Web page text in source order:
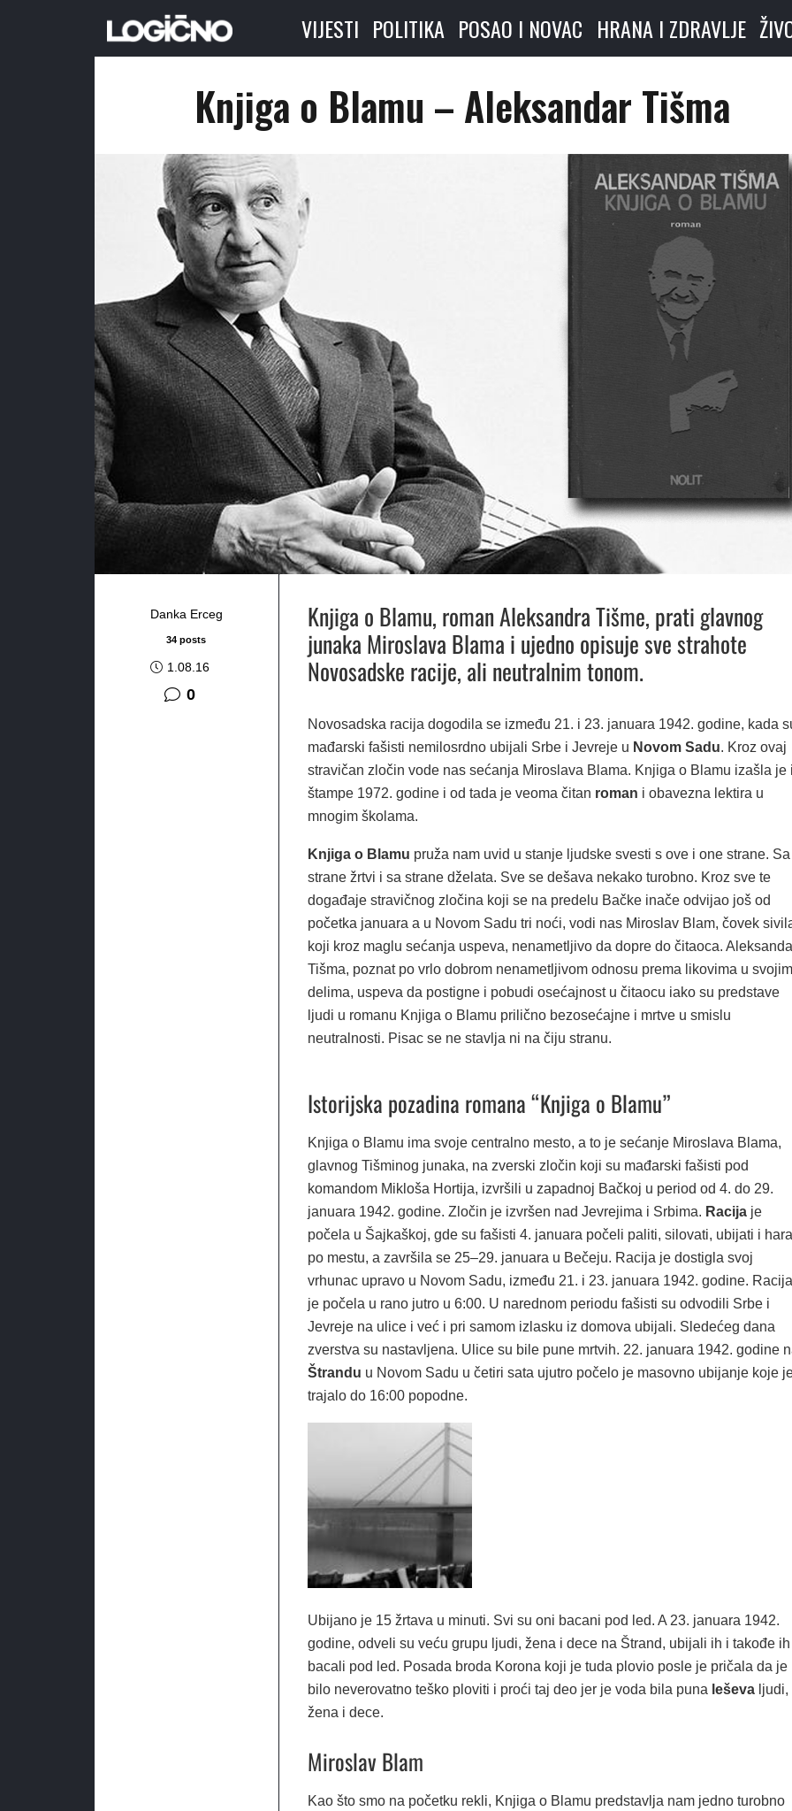
VIJESTI POLITIKA POSAO I NOVAC HRANA I ZDRAVLJE
Knjiga o Blamu – Aleksandar Tišma
Danka Erceg
34 posts
1.08.16
0
Knjiga o Blamu, roman Aleksandra Tišme, prati glavnog
junaka Miroslava Blama i ujedno opisuje sve strahote
Novosadske racije, ali neutralnim tonom.
Novosadska racija dogodila se između 21. i 23. januara 1942. godine, kada
mađarski fašisti nemilosrdno ubijali Srbe i Jevreje u Novom Sadu. Kroz ovaj
stravičan zločin vode nas sećanja Miroslava Blama. Knjiga o Blamu izašla je
štampe 1972. godine i od tada je veoma čitan roman i obavezna lektira u
mnogim školama.
Knjiga o Blamu pruža nam uvid u stanje ljudske svesti s ove i one strane. Sa
strane žrtvi i sa strane dželata. Sve se dešava nekako turobno. Kroz sve te
događaje stravičnog zločina koji se na predelu Bačke inače odvijao još od
početka januara a u Novom Sadu tri noći, vodi nas Miroslav Blam, čovek
koji kroz maglu sećanja uspeva, nenametljivo da dopre do čitaoca.
Tišma, poznat po vrlo dobrom nenametljivom odnosu prema likovima u svojim
delima, uspeva da postigne i pobudi osećajnost u čitaocu iako su predstave
ljudi u romanu Knjiga o Blamu prilično bezosećajne i mrtve u smislu
neutralnosti. Pisac se ne stavlja ni na čiju stranu.
Istorijska pozadina romana “Knjiga o Blamu”
Knjiga o Blamu ima svoje centralno mesto, a to je sećanje Miroslava Blama,
glavnog Tišminog junaka, na zverski zločin koji su mađarski fašisti pod
komandom Mikloša Hortija, izvršili u zapadnoj Bačkoj u period od 4. do 29.
januara 1942. godine. Zločin je izvršen nad Jevrejima i Srbima. Racijaje
počela u Šajkaškoj, gde su fašisti 4. januara počeli paliti, silovati, ubijati i
po mestu, a završila se 25–29. januara u Bečeju. Racija je dostigla svoj
vrhunac upravo u Novom Sadu, između 21. i 23. januara 1942. godine. Racija
je počela u rano jutro u 6:00. U narednom periodu fašisti su odvodili Srbe i
Jevreje na ulice i već i pri samom izlasku iz domova ubijali. Sledećeg dana
zverstva su nastavljena. Ulice su bile pune mrtvih. 22. januara 1942. godine
Štrandu u Novom Sadu u četiri sata ujutro počelo je masovno ubijanje koje
trajalo do 16:00 popodne.
Ubijano je 15 žrtava u minuti. Svi su oni bacani pod led. A 23. januara 1942.
godine, odveli su veću grupu ljudi, žena i dece na Štrand, ubijali ih i takođe ih
bacali pod led. Posada broda Korona koji je tuda plovio posle je pričala da je
bilo neverovatno teško ploviti i proći taj deo jer je voda bila puna leševaljudi,
žena i dece.
Miroslav Blam
Kao što smo na početku rekli, Knjiga o Blamu predstavlja nam jedno turobno